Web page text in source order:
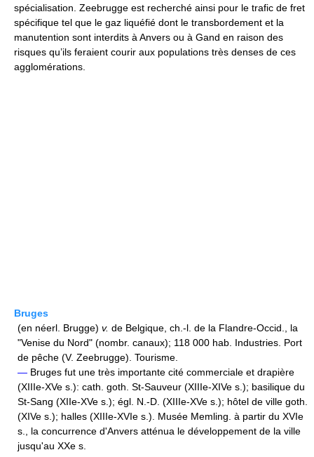
spécialisation. Zeebrugge est recherché ainsi pour le trafic de fret
spécifique tel que le gaz liquéfié dont le transbordement et la
manutention sont interdits à Anvers ou à Gand en raison des
risques qu’ils feraient courir aux populations très denses de ces
agglomérations.
Bruges
(en néerl. Brugge) v. de Belgique, ch.-l. de la Flandre-Occid., la
"Venise du Nord" (nombr. canaux); 118 000 hab. Industries. Port
de pêche (V. Zeebrugge). Tourisme.
— Bruges fut une très importante cité commerciale et drapière
(XIIIe-XVe s.): cath. goth. St-Sauveur (XIIIe-XIVe s.); basilique du
St-Sang (XIIe-XVe s.); égl. N.-D. (XIIIe-XVe s.); hôtel de ville goth.
(XIVe s.); halles (XIIIe-XVIe s.). Musée Memling. à partir du XVIe
s., la concurrence d'Anvers atténua le développement de la ville
jusqu'au XXe s.